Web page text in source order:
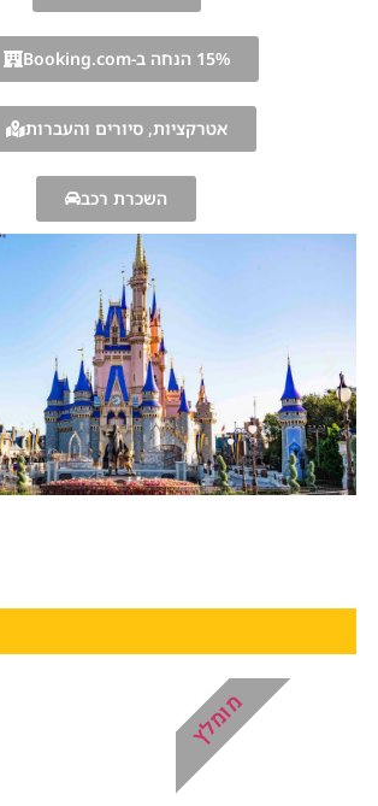
15% הנחה ב-Booking.com
אטרקציות, סיורים והעברות
השכרת רכב
קונים מראש
לחצו פה!
מומלץ